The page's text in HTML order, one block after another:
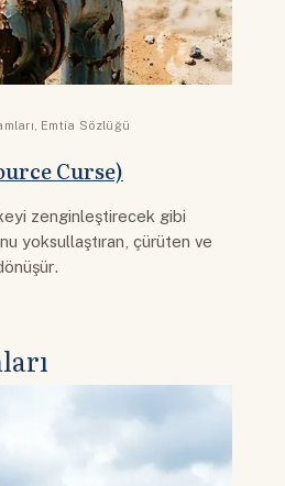
Emtia Sözlüğü
Curse)
zenginleştirecek gibi
yoksullaştıran, çürüten ve